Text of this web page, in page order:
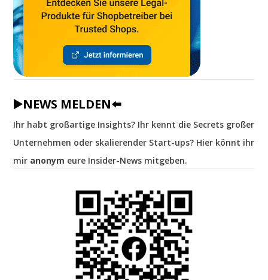
▶️NEWS MELDEN⬅️
Ihr habt großartige Insights? Ihr kennt die Secrets großer
Unternehmen oder skalierender Start-ups? Hier könnt ihr
mir anonym eure Insider-News mitgeben.